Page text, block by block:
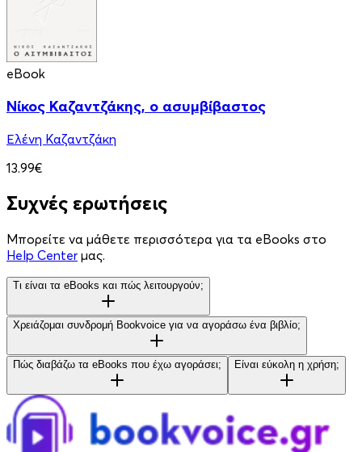
eBook
Νίκος Καζαντζάκης, ο ασυμβίβαστος
Ελένη Καζαντζάκη
13.99€
Συχνές ερωτήσεις
Μπορείτε να μάθετε περισσότερα για τα eBooks στο
Help Center μας.
Τι είναι τα eBooks και πώς λειτουργούν;
Χρειάζομαι συνδρομή Bookvoice για να αγοράσω ένα βιβλίο;
Πώς διαβάζω τα eBooks που έχω αγοράσει; Είναι εύκολη η χρήση;